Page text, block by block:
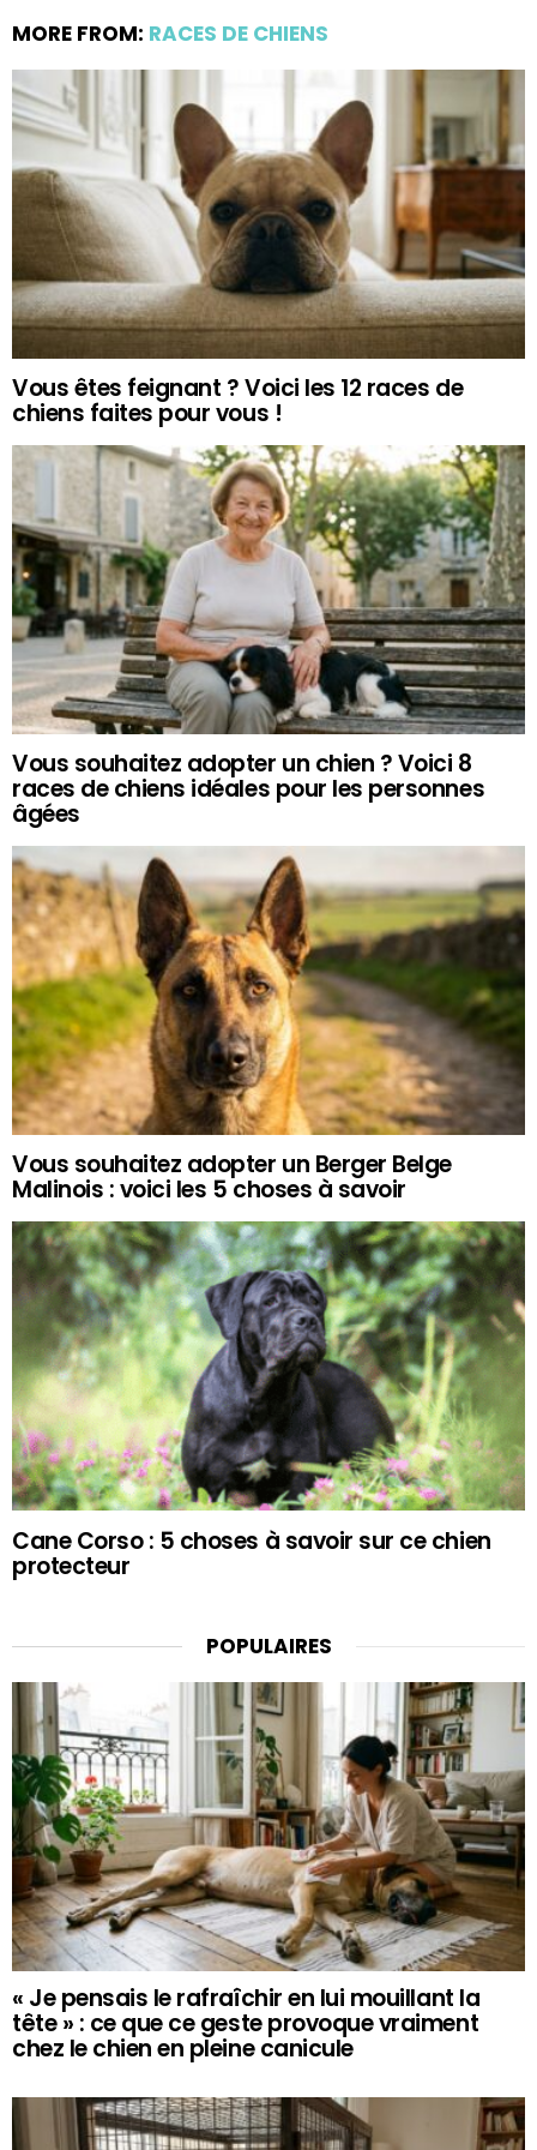
MORE FROM: RACES DE CHIENS
Vous êtes feignant ? Voici les 12 races de
chiens faites pour vous !
Vous souhaitez adopter un chien ? Voici 8
races de chiens idéales pour les personnes
âgées
Vous souhaitez adopter un Berger Belge
Malinois : voici les 5 choses à savoir
Cane Corso : 5 choses à savoir sur ce chien
protecteur
POPULAIRES
« Je pensais le rafraîchir en lui mouillant la
tête » : ce que ce geste provoque vraiment
chez le chien en pleine canicule